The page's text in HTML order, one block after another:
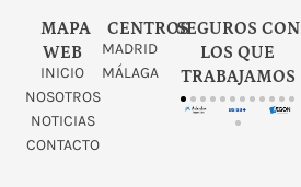
MAPA
WEB
INICIO
NOSOTROS
NOTICIAS
CONTACTO
CENTROS
MADRID
MÁLAGA
SEGUROS CON
LOS QUE
TRABAJAMOS